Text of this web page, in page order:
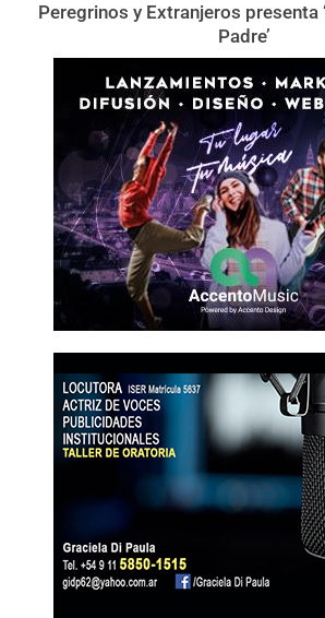
Peregrinos y Extranjeros presenta
Padre’